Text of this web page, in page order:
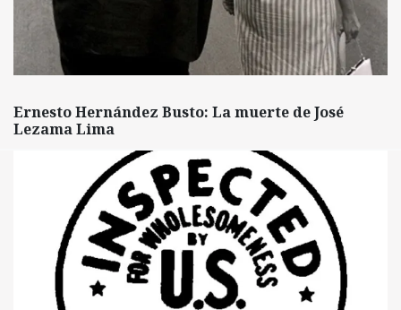
Ernesto Hernández Busto: La muerte de José
Lezama Lima